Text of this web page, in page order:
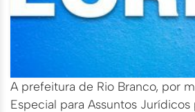
A prefeitura de Rio Branco, por
Especial para Assuntos